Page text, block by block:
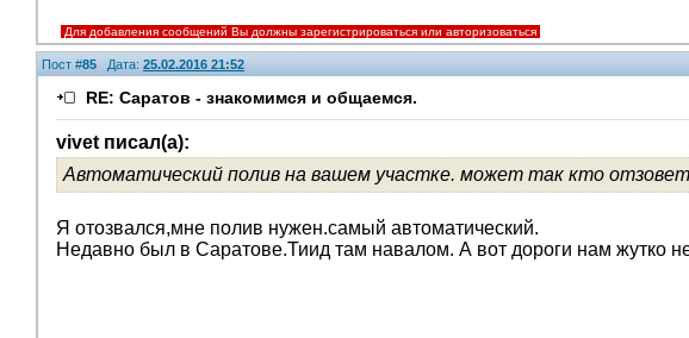
Для добавления сообщений Вы должны зарегистрироваться или авторизоваться
Пост #85 Дата: 25.02.2016 21:52
RE: Саратов - знакомимся и общаемся.
vivet писал(а):
Автоматический полив на вашем участке. может так кто
Я отозвался,мне полив нужен.самый автоматический.
Недавно был в Саратове.Тиид там навалом. А вот дороги нам жутко